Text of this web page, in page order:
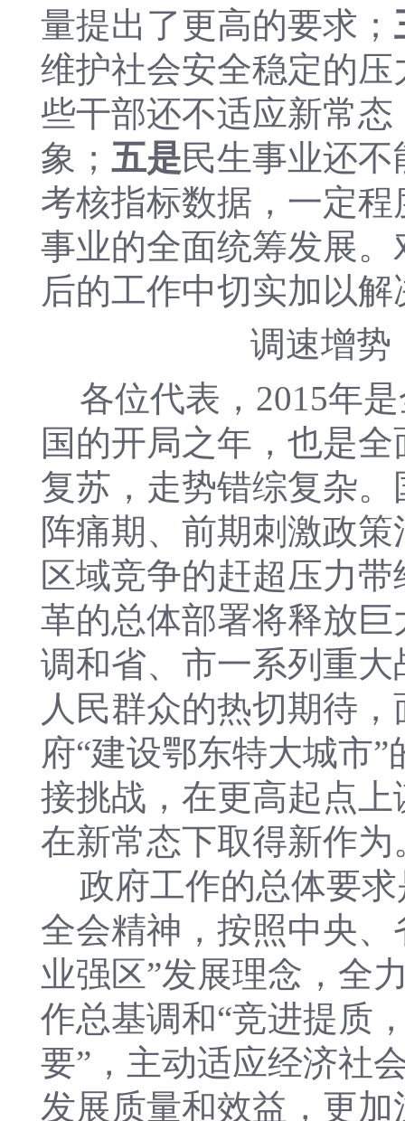
量提出了更高的要求；
维护社会安全稳定的压
些干部还不适应新常
象； 五是民生事业还
考核指标数据，一定
事业的全面统筹发展
后的工作中切实加以解
调速增势
各位代表，2015年
国的开局之年，也是
复苏，走势错综复杂
阵痛期、前期刺激政
区域竞争的赶超压力
革的总体部署将释放
调和省、市一系列重
人民群众的热切期待
府“建设鄂东特大城市
接挑战，在更高起点
在新常态下取得新作为
政府工作的总体要
全会精神，按照中央
业强区”发展理念，全
作总基调和“竞进提质
要”，主动适应经济社
发展质量和效益，更